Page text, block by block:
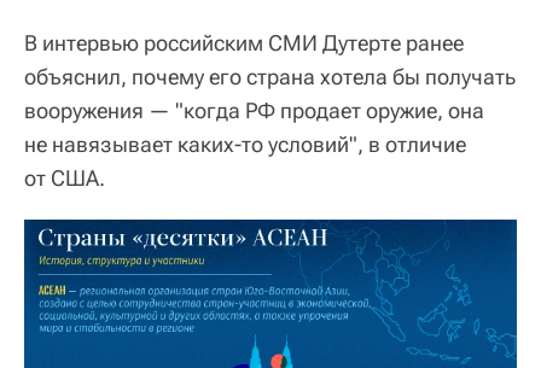
В интервью российским СМИ Дутерте ранее
объяснил, почему его страна хотела бы получать
вооружения — "когда РФ продает оружие, она
не навязывает каких-то условий", в отличие
от США.